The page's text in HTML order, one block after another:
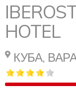
HOTEL
КУБА,